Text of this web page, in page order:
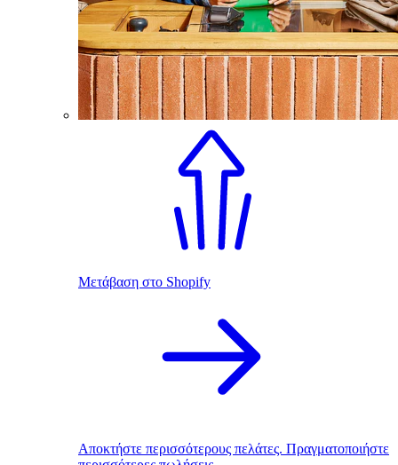
Μετάβαση στο Shopify
Αποκτήστε περισσότερους πελάτες. Πραγματοποιήστε